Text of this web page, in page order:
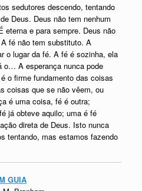
sedutores descendo, tentando
Deus. Deus não tem nenhum
eterna e para sempre. Deus não
fé não tem substituto. A
o lugar da fé. A fé é sozinha, ela
o… A esperança nunca pode
o firme fundamento das coisas
coisas que se não vêem, ou
é uma coisa, fé é outra;
já obteve aquilo; uma é fé
direta de Deus. Isto nunca
tentando, mas estamos fazendo
GUIA